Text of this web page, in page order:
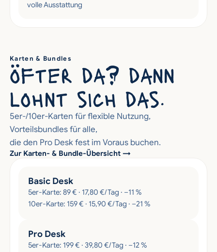
volle Ausstattung
Karten & Bundles
öfter da? dann
lohnt sich das.
5er-/10er-Karten für flexible Nutzung,
Vorteilsbundles für alle,
die den Pro Desk fest im Voraus buchen.
Zur Karten- & Bundle-Übersicht →
Basic Desk
5er-Karte: 89 € · 17,80 €/Tag · –11 %
10er-Karte: 159 € · 15,90 €/Tag · –21 %
Pro Desk
5er-Karte: 199 € · 39,80 €/Tag · –12 %